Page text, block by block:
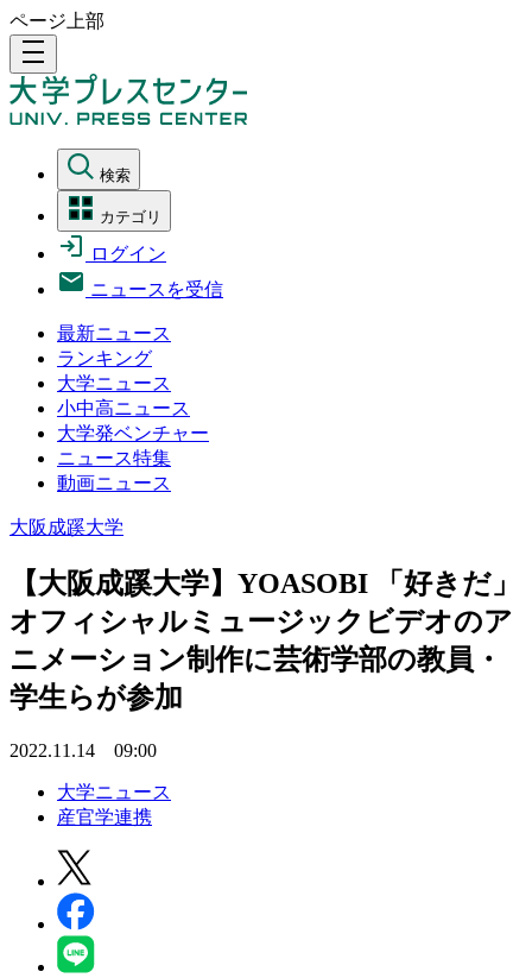
ページ上部
density_medium
検索
カテゴリ
ログイン
ニュースを受信
最新ニュース
ランキング
大学ニュース
小中高ニュース
大学発ベンチャー
ニュース特集
動画ニュース
大阪成蹊大学
【大阪成蹊大学】YOASOBI 「好きだ」
オフィシャルミュージックビデオのア
ニメーション制作に芸術学部の教員・
学生らが参加
2022.11.14 09:00
大学ニュース
産官学連携